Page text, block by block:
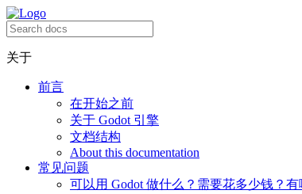
关于
前言
在开始之前
关于 Godot 引擎
文档结构
About this documentation
常见问题
可以用 Godot 做什么？需要花多少钱？有